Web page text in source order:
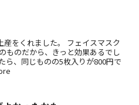
をくれました。 フェイスマスク
ものだから、きっと効果あるでし
ら、同じものの5枚入りが800円で